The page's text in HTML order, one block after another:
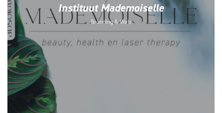
Instituut Mademoiselle
Branding & Web